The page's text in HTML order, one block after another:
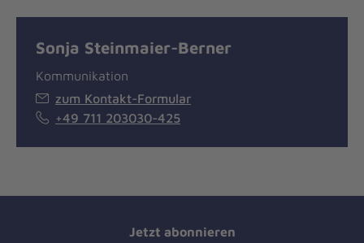
Sonja Steinmaier-Berner
Kommunikation
zum Kontakt-Formular
+49 711 203030-425
Jetzt abonnieren